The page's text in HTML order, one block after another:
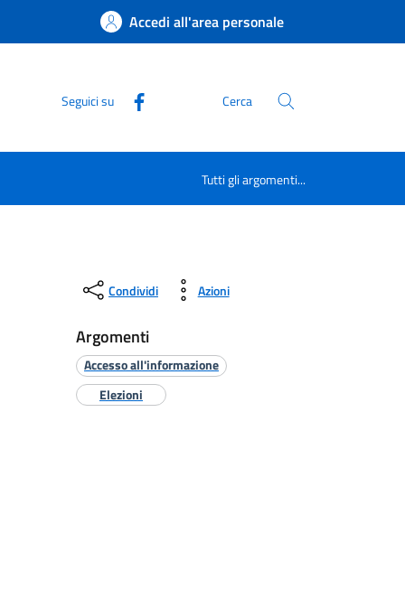
Accedi all'area personale
Seguici su Cerca
Tutti gli argomenti...
Condividi Azioni
Argomenti
Accesso all'informazione
Elezioni